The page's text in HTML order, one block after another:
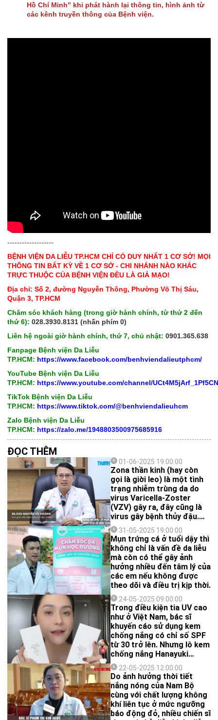
Hồ Chí Minh” khi phát hành lại thông tin, hình ảnh từ
các kênh truyền thông của Bệnh viện.
-------------------
BỆNH VIỆN DA LIỄU TP.HCM CHỈ CÓ DUY NHẤT 1 CƠ SỞ! MỌI
THÔNG TIN BẤT KỲ VỀ 1 CƠ SỞ - CHI NHÁNH NÀO KHÁC
TRỰC THUỘC CỦA BỆNH VIỆN ĐỀU LÀ GIẢ MẠO!
Địa chỉ: Số 2, đường Nguyễn Thông, Phường Võ Thị Sáu,
Quận 3, TP.HCM
Chăm sóc khách hàng (trong giờ hành chính, từ thứ 2 đến
thứ 6): 028.3930.8131 (nhấn phím 0)
Liên hệ ngoài giờ hành chính, thứ 7, chủ nhật: 0901.365.638
Fanpage Bệnh viện Da Liễu
TP.HCM: https://www.facebook.com/benhviendalieutphcm/
YouTube Bệnh viện Da Liễu
TP.HCM: https://www.youtube.com/channel/
TikTok Bệnh viện Da Liễu
TP.HCM: https://www.tiktok.com/@benhviendalieuhcm
Zalo Bệnh viện Da Liễu
TP.HCM: https://zalo.me/1948803500975685916
ĐỌC THÊM
01-06-2025 19:00:00
Zona thần kinh (hay còn
gọi là giời leo) là một tình
trạng nhiễm trùng da do
virus Varicella-Zoster
(VZV) gây ra, đây cũng là
virus gây bệnh thủy đậu.
Bệnh thường gây đau rát
da, nổi mụn nước thành dải
và có thể để lại biến chứng
lâu dài.
31-05-2025 19:00:00
Mụn trứng cá ở tuổi dậy thì
không chỉ là vấn đề da liễu
mà còn có thể gây ảnh
hưởng nhiều đến tâm lý của
các em nếu không được
theo dõi và điều trị kịp thời.
24-05-2025 09:00:00
Trong điều kiện tia UV cao
như ở Việt Nam, bác sĩ
khuyến cáo sử dụng kem
chống nắng có chỉ số SPF
từ 30 trở lên. Nhưng lô kem
chống nắng Hanayuki
Sunscreen Body (hộp một
tuýp 100g) có chỉ số chống
nắng là SPF 2,4, còn trên
nhãn ghi SPF 50.
22-05-2025 12:00:00
Do ảnh hưởng thời tiết
nắng nóng của Nam Bộ
cùng với chất lượng không
khí liên tục ở mức ngưỡng
báo động đỏ, nhiều chiến sĩ